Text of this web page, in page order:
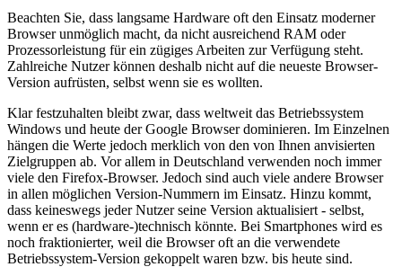
Beachten Sie, dass langsame Hardware oft den Einsatz moderner
Browser unmöglich macht, da nicht ausreichend RAM oder
Prozessorleistung für ein zügiges Arbeiten zur Verfügung steht.
Zahlreiche Nutzer können deshalb nicht auf die neueste Browser-
Version aufrüsten, selbst wenn sie es wollten.
Klar festzuhalten bleibt zwar, dass weltweit das Betriebssystem
Windows und heute der Google Browser dominieren. Im Einzelnen
hängen die Werte jedoch merklich von den von Ihnen anvisierten
Zielgruppen ab. Vor allem in Deutschland verwenden noch immer
viele den Firefox-Browser. Jedoch sind auch viele andere Browser
in allen möglichen Version-Nummern im Einsatz. Hinzu kommt,
dass keineswegs jeder Nutzer seine Version aktualisiert - selbst,
wenn er es (hardware-)technisch könnte. Bei Smartphones wird es
noch fraktionierter, weil die Browser oft an die verwendete
Betriebssystem-Version gekoppelt waren bzw. bis heute sind.